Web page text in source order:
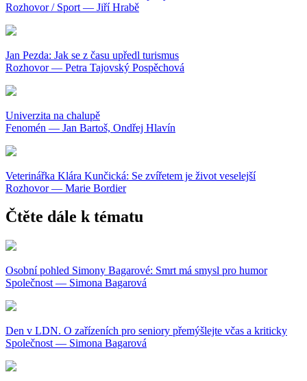
Rozhovor / Sport — Jiří Hrabě
Jan Pezda: Jak se z času upředl turismus
Rozhovor — Petra Tajovský Pospěchová
Univerzita na chalupě
Fenomén — Jan Bartoš, Ondřej Hlavín
Veterinářka Klára Kunčická: Se zvířetem je život veselejší
Rozhovor — Marie Bordier
Čtěte dále k tématu
Osobní pohled Simony Bagarové: Smrt má smysl pro humor
Společnost — Simona Bagarová
Den v LDN. O zařízeních pro seniory přemýšlejte včas a kriticky
Společnost — Simona Bagarová